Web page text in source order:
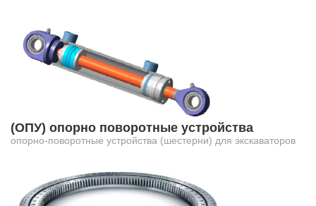
(ОПУ) опорно поворотные устройства
опорно-поворотные устройства (шестерни) для экскаваторов